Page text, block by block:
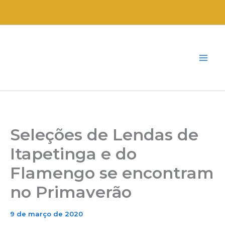
Seleções de Lendas de
Itapetinga e do
Flamengo se encontram
no Primaverão
9 de março de 2020